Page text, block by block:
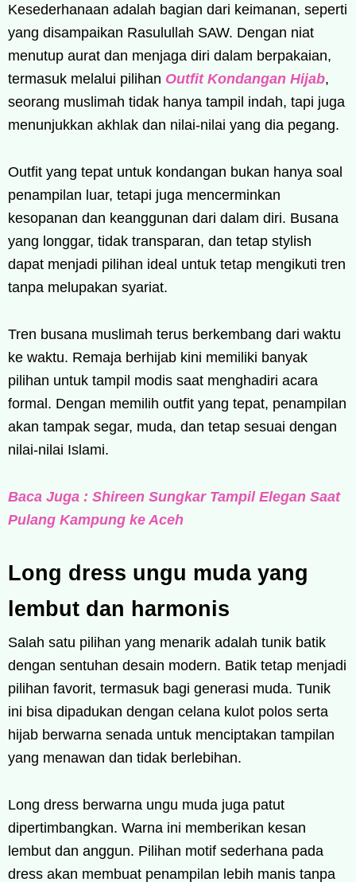
Kesederhanaan adalah bagian dari keimanan, seperti
yang disampaikan Rasulullah SAW. Dengan niat
menutup aurat dan menjaga diri dalam berpakaian,
termasuk melalui pilihan Outfit Kondangan Hijab,
seorang muslimah tidak hanya tampil indah, tapi juga
menunjukkan akhlak dan nilai-nilai yang dia pegang.
Outfit yang tepat untuk kondangan bukan hanya soal
penampilan luar, tetapi juga mencerminkan
kesopanan dan keanggunan dari dalam diri. Busana
yang longgar, tidak transparan, dan tetap stylish
dapat menjadi pilihan ideal untuk tetap mengikuti tren
tanpa melupakan syariat.
Tren busana muslimah terus berkembang dari waktu
ke waktu. Remaja berhijab kini memiliki banyak
pilihan untuk tampil modis saat menghadiri acara
formal. Dengan memilih outfit yang tepat, penampilan
akan tampak segar, muda, dan tetap sesuai dengan
nilai-nilai Islami.
Baca Juga : Shireen Sungkar Tampil Elegan Saat
Pulang Kampung ke Aceh
Long dress ungu muda yang
lembut dan harmonis
Salah satu pilihan yang menarik adalah tunik batik
dengan sentuhan desain modern. Batik tetap menjadi
pilihan favorit, termasuk bagi generasi muda. Tunik
ini bisa dipadukan dengan celana kulot polos serta
hijab berwarna senada untuk menciptakan tampilan
yang menawan dan tidak berlebihan.
Long dress berwarna ungu muda juga patut
dipertimbangkan. Warna ini memberikan kesan
lembut dan anggun. Pilihan motif sederhana pada
dress akan membuat penampilan lebih manis tanpa